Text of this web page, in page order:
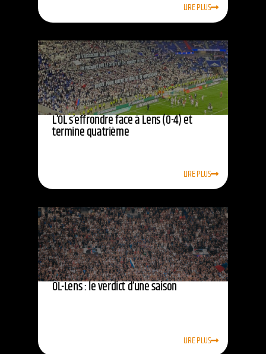
LIRE PLUS
L’OL s’effrondre face à Lens (0-4) et
termine quatrième
LIRE PLUS
OL-Lens : le verdict d’une saison
LIRE PLUS